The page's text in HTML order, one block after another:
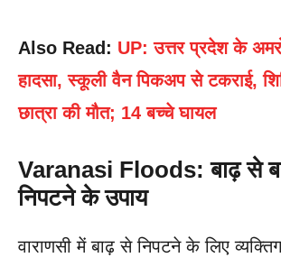
Also Read: UP: उत्तर प्रदेश के
हादसा, स्कूली वैन पिकअप से टकराई,
छात्रा की मौत; 14 बच्चे घायल
Varanasi Floods: बाढ़ से
निपटने के उपाय
वाराणसी में बाढ़ से निपटने के लिए